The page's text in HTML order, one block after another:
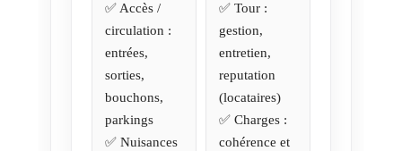
✅ Accès /
circulation :
entrées,
sorties,
bouchons,
parkings
✅ Nuisances
✅ Tour :
gestion,
entretien,
reputation
(locataires)
✅ Charges :
cohérence et